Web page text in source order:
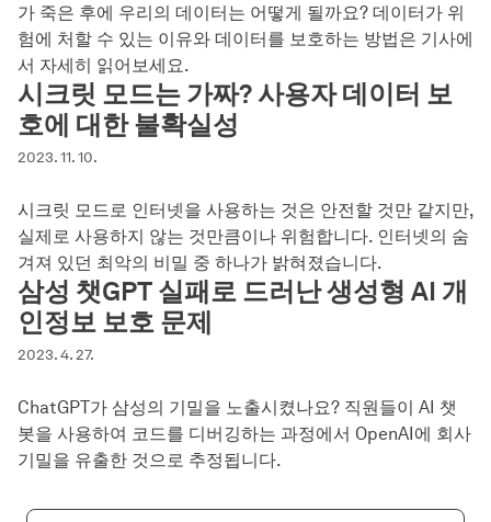
가 죽은 후에 우리의 데이터는 어떻게 될까요? 데이터가 위
험에 처할 수 있는 이유와 데이터를 보호하는 방법은 기사에
서 자세히 읽어보세요.
시크릿 모드는 가짜? 사용자 데이터 보
호에 대한 불확실성
2023. 11. 10.
시크릿 모드로 인터넷을 사용하는 것은 안전할 것만 같지만,
실제로 사용하지 않는 것만큼이나 위험합니다. 인터넷의 숨
겨져 있던 최악의 비밀 중 하나가 밝혀졌습니다.
삼성 챗GPT 실패로 드러난 생성형 AI 개
인정보 보호 문제
2023. 4. 27.
ChatGPT가 삼성의 기밀을 노출시켰나요? 직원들이 AI 챗
봇을 사용하여 코드를 디버깅하는 과정에서 OpenAI에 회사
기밀을 유출한 것으로 추정됩니다.